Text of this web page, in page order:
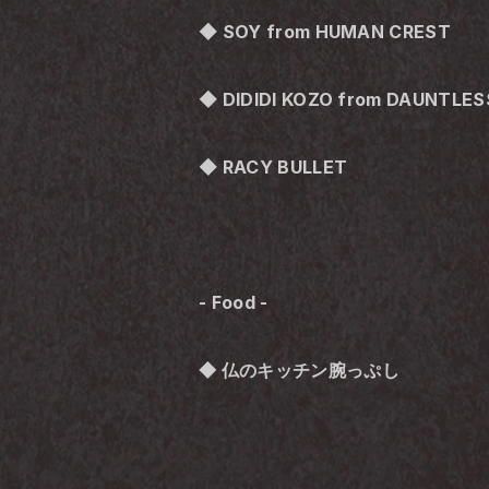
◆ SOY from HUMAN CREST
◆ DIDIDI KOZO from
◆ RACY BULLET
- Food -
◆ 仏のキッチン腕っぷし